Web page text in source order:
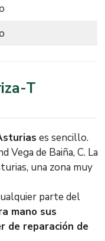
T
es sencillo.
Vega de Baiña, C. La
una zona muy
parte del
mano sus
de reparación de